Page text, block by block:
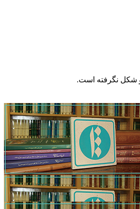
او شکل نگرفته است.